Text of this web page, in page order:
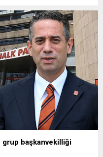
karşılamaktan uzak
değerlendirilmesi
grup başkanvekilliği